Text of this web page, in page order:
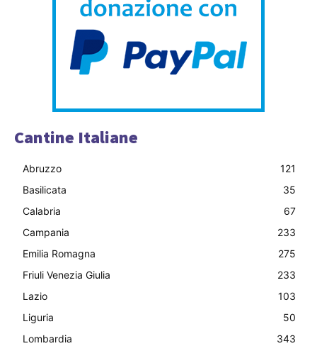
Cantine Italiane
Abruzzo
121
Basilicata
35
Calabria
67
Campania
233
Emilia Romagna
275
Friuli Venezia Giulia
233
Lazio
103
Liguria
50
Lombardia
343